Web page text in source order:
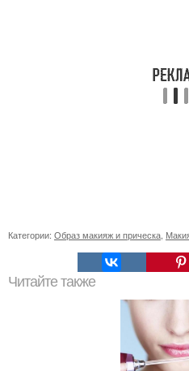
Категории: Образ макияж и прическа
Читайте также